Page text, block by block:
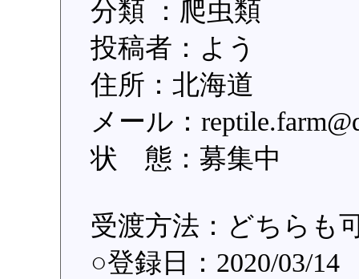
分類 ：爬虫類
投稿者：よう
住所：北海道
メール：
状 態：募集中
受渡方法：どちらも
○登録日：2020/03/14